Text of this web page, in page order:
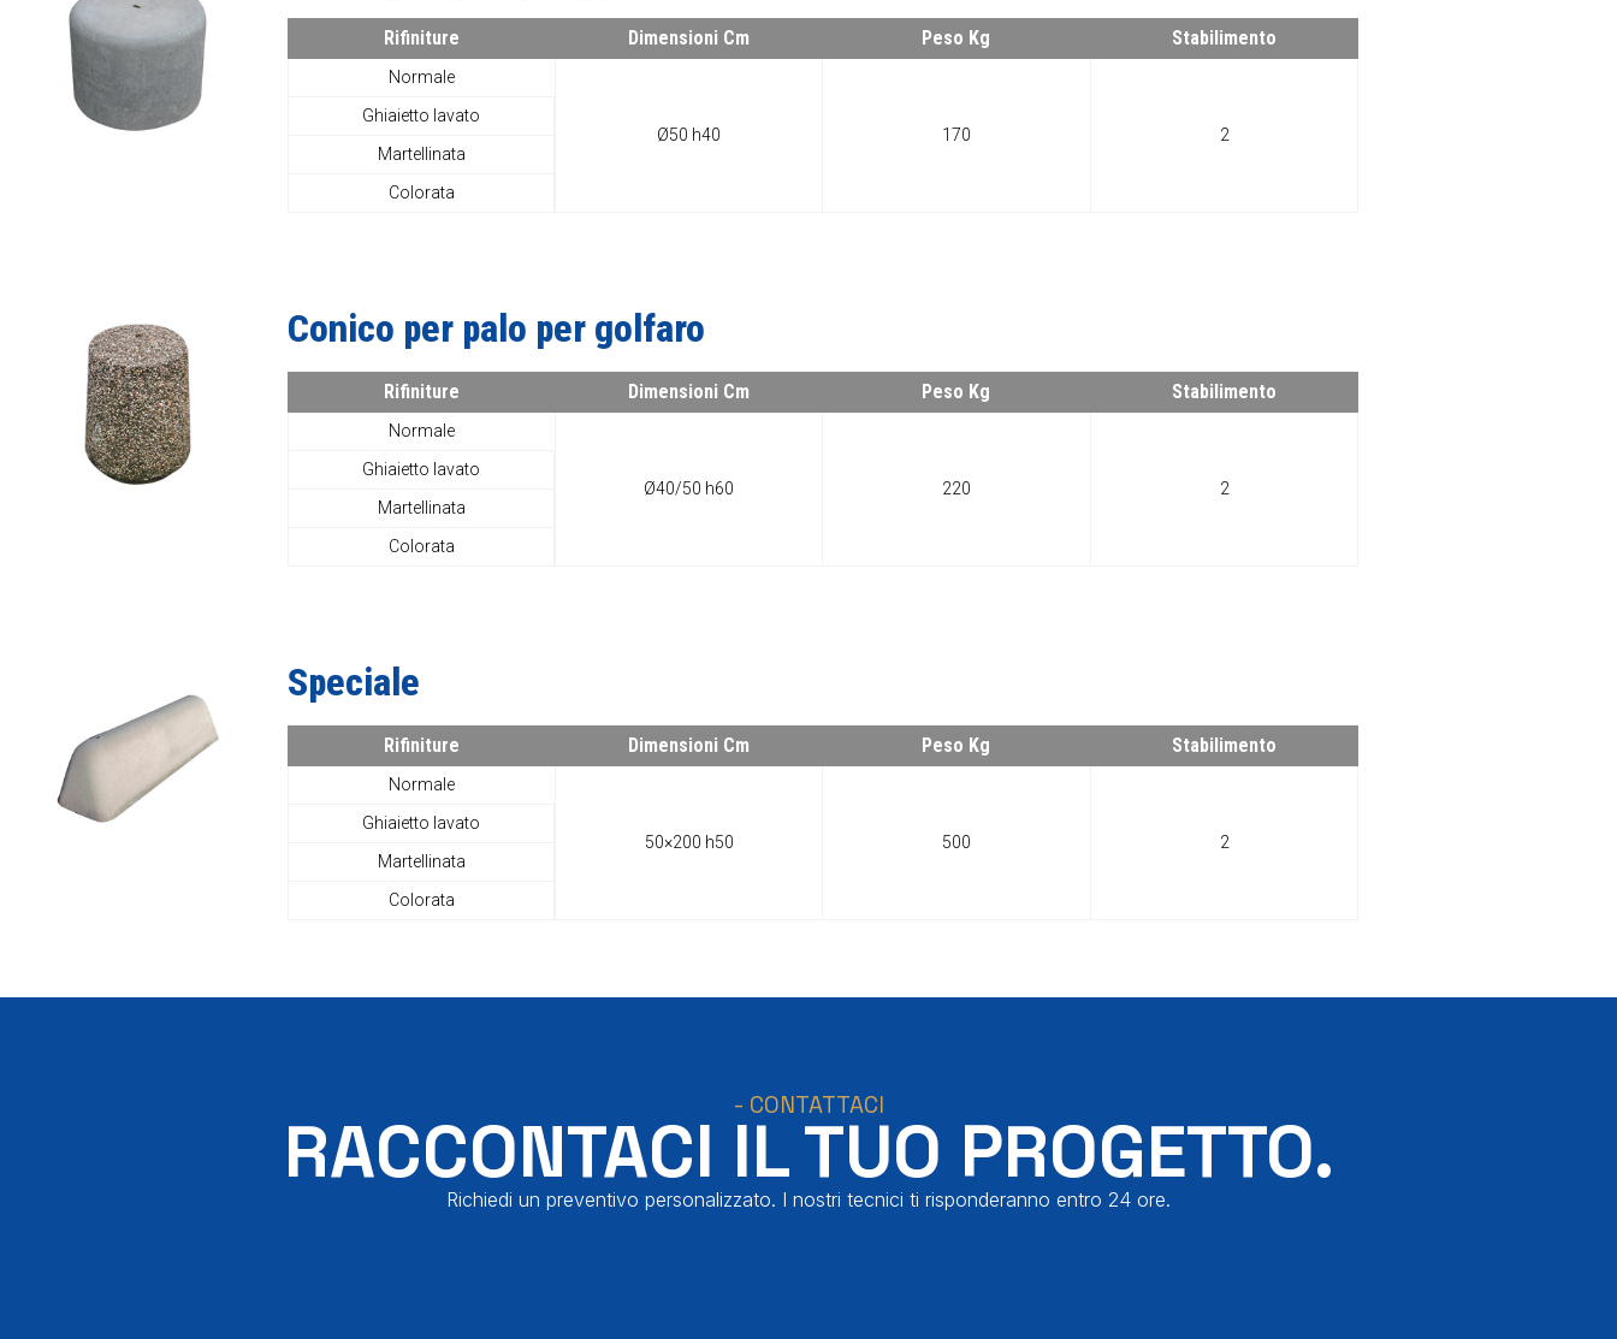
Rifiniture Dimensioni Cm Peso Kg Stabilimento
Normale
Ø50 h40 170 2
Ghiaietto lavato
Martellinata
Colorata
Conico per palo per golfaro
Rifiniture Dimensioni Cm Peso Kg Stabilimento
Normale
Ø40/50 h60 220 2
Ghiaietto lavato
Martellinata
Colorata
Speciale
Rifiniture Dimensioni Cm Peso Kg Stabilimento
Normale
50×200 h50 500 2
Ghiaietto lavato
Martellinata
Colorata
- CONTATTACI
RACCONTACI IL TUO PROGETTO.
Richiedi un preventivo personalizzato. I nostri tecnici ti risponderanno entro 24 ore.